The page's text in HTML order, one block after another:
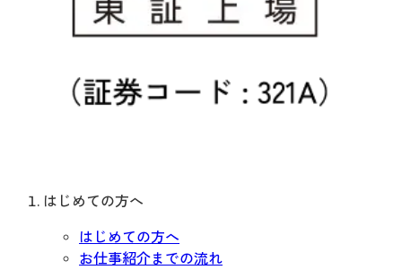
はじめての方へ
はじめての方へ
お仕事紹介までの流れ